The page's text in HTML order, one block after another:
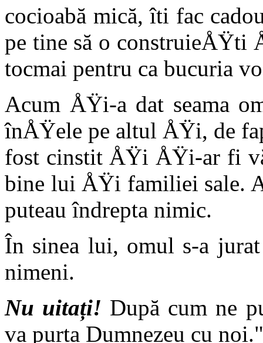
cocioabă mică, îti fac
pe tine să o construieÅŸti
tocmai pentru ca bucuria
Acum ÅŸi-a dat seama
înÅŸele pe altul ÅŸi, de
fost cinstit ÅŸi ÅŸi-ar fi
bine lui ÅŸi familiei sale.
puteau îndrepta nimic.
În sinea lui, omul s-a
nimeni.
Nu uitați! După cum ne
va purta Dumnezeu cu noi."